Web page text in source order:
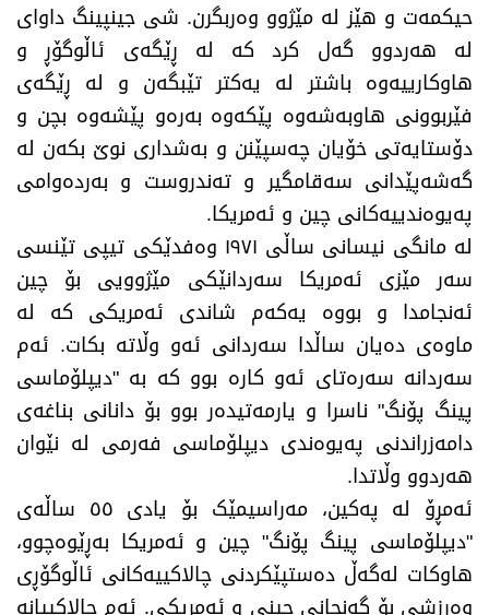
حیکمەت و هێز لە مێژوو وەربگرن. شی جینپینگ داوای
لە هەردوو گەل کرد کە لە ڕێگەی ئاڵوگۆڕ و
هاوکارییەوە باشتر لە یەکتر تێبگەن و لە ڕێگەی
فێربوونی هاوبەشەوە پێکەوە بەرەو پێشەوە بچن و
دۆستایەتی خۆیان چەسپێنن و بەشداری نوێ بکەن لە
گەشەپێدانی سەقامگیر و تەندروست و بەردەوامی
پەیوەندییەکانی چین و ئەمریکا.
لە مانگی نیسانی ساڵی ١٩٧١ وەفدێکی تیپی تێنسی
سەر مێزی ئەمریکا سەردانێکی مێژوویی بۆ چین
ئەنجامدا و بووە یەکەم شاندی ئەمریکی کە لە
ماوەی دەیان ساڵدا سەردانی ئەو وڵاتە بکات. ئەم
سەردانە سەرەتای ئەو کارە بوو کە بە "دیپلۆماسی
پینگ پۆنگ" ناسرا و یارمەتیدەر بوو بۆ دانانی بناغەی
دامەزراندنی پەیوەندی دیپلۆماسی فەرمی لە نێوان
هەردوو وڵاتدا.
ئەمڕۆ لە پەکین، مەراسیمێک بۆ یادی ٥٥ ساڵەی
"دیپلۆماسی پینگ پۆنگ" چین و ئەمریکا بەڕێوەچوو،
هاوکات لەگەڵ دەستپێکردنی چالاکییەکانی ئاڵوگۆڕی